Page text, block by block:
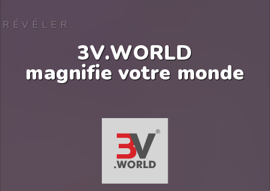
RÉVÉLER.
3V.WORLD
magnifie votre monde